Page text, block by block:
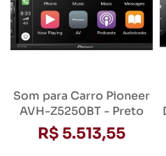
Som para Carro Pioneer
AVH-Z5250BT - Preto
R$ 5.513,55